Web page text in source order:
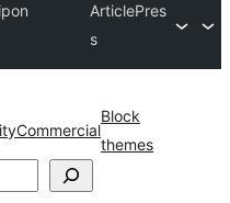
ArticlePres
s
Commercial
Block
themes